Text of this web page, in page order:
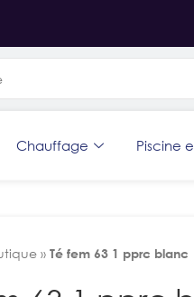
Chauffage Piscine
» Té fem 63 1 pprc blanc